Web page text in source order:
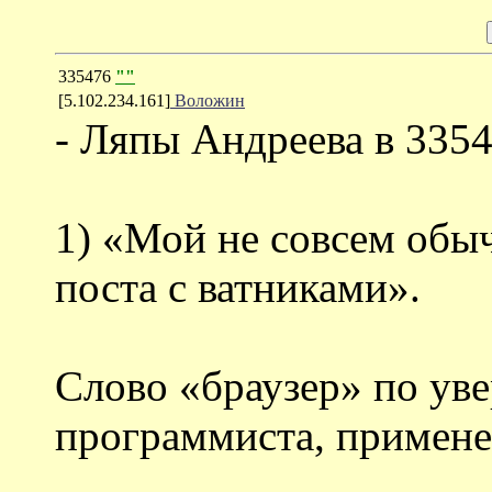
335476 ""
[5.102.234.161] Воложин
- Ляпы Андреева в
1) «Мой не совсем
поста с ватниками».
Слово «браузер» по
программиста,